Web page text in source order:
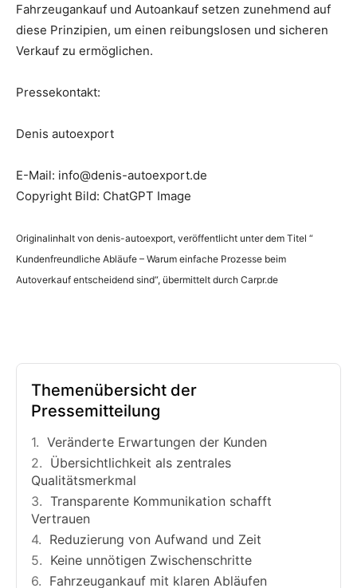
Fahrzeugankauf und Autoankauf setzen zunehmend auf
diese Prinzipien, um einen reibungslosen und sicheren
Verkauf zu ermöglichen.
Pressekontakt:
Denis autoexport
E-Mail: info@denis-autoexport.de
Copyright Bild: ChatGPT Image
Originalinhalt von denis-autoexport, veröffentlicht unter dem Titel “
Kundenfreundliche Abläufe – Warum einfache Prozesse beim
Autoverkauf entscheidend sind“, übermittelt durch Carpr.de
Themenübersicht der
Pressemitteilung
Veränderte Erwartungen der Kunden
Übersichtlichkeit als zentrales
Qualitätsmerkmal
Transparente Kommunikation schafft
Vertrauen
Reduzierung von Aufwand und Zeit
Keine unnötigen Zwischenschritte
Fahrzeugankauf mit klaren Abläufen